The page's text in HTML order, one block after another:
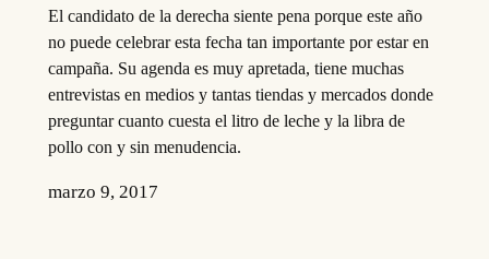
El candidato de la derecha siente pena porque este año
no puede celebrar esta fecha tan importante por estar en
campaña. Su agenda es muy apretada, tiene muchas
entrevistas en medios y tantas tiendas y mercados donde
preguntar cuanto cuesta el litro de leche y la libra de
pollo con y sin menudencia.
marzo 9, 2017